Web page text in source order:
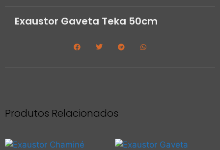
Exaustor Gaveta Teka 50cm
Produtos Relacionados